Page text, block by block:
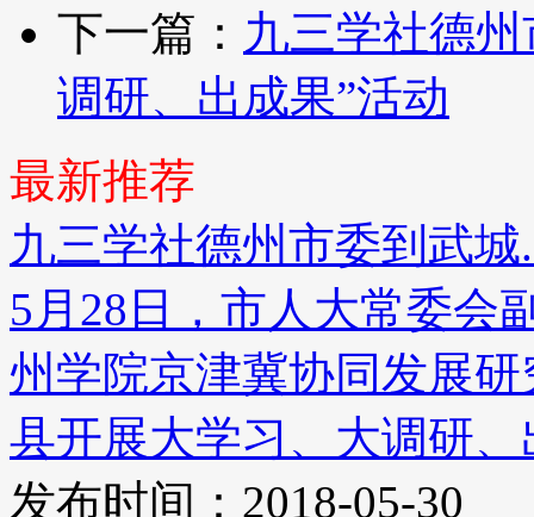
下一篇： 九三学社德
调研、出成果”活动
最新推荐
九三学社德州市委到武城
5月28日，市人大常委会
州学院京津冀协同发展
县开展大学习、大调研、
发布时间：2018-05-30